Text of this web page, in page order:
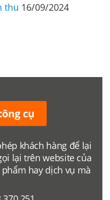
thu 16/09/2024
cụ
khách hàng để lại
lại trên website của
hay dịch vụ mà